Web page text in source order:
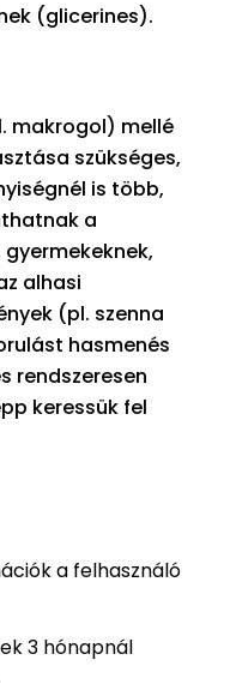
(glicerines).
makrogol) mellé
szükséges,
is több,
a
alhasi
(pl. szenna
hasmenés
rendszeresen
keressük fel
a felhasználó
3 hónapnál